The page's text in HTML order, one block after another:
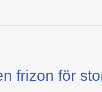
frizon för